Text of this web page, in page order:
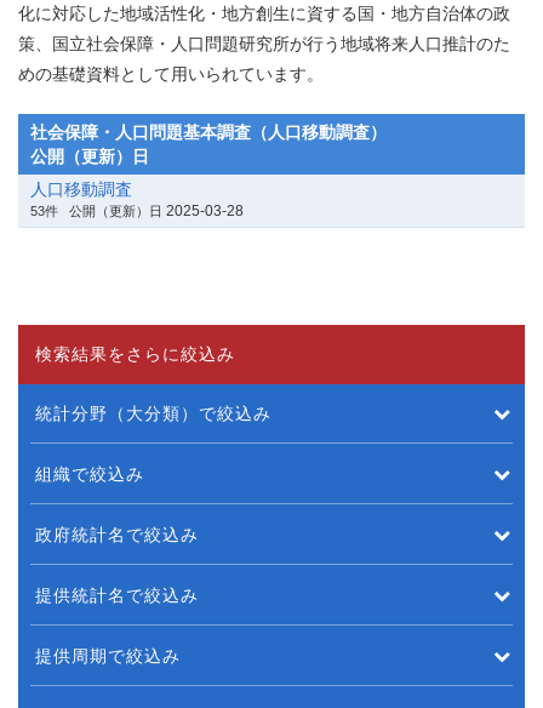
化に対応した地域活性化・地方創生に資する国・地方自治体の政
策、国立社会保障・人口問題研究所が行う地域将来人口推計のた
めの基礎資料として用いられています。
社会保障・人口問題基本調査（人口移動調査）
公開（更新）日
人口移動調査
53件 公開（更新）日 2025-03-28
検索結果をさらに絞込み
統計分野（大分類）で絞込み
組織で絞込み
政府統計名で絞込み
提供統計名で絞込み
提供周期で絞込み